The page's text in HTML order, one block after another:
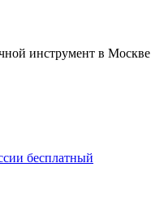
инструмент в Москве
бесплатный